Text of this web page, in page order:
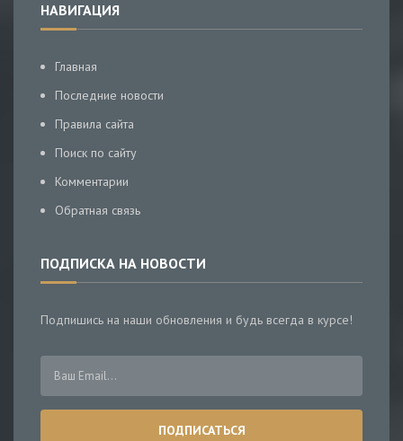
НАВИГАЦИЯ
Главная
Последние новости
Правила сайта
Поиск по сайту
Комментарии
Обратная связь
ПОДПИСКА НА НОВОСТИ
Подпишись на наши обновления и будь всегда в курсе!